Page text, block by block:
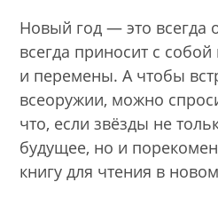
Новый год — это всегда
всегда приносит с
и перемены. А чтобы
всеоружии, можно
что, если звёзды не
будущее, но и
книгу для чтения в